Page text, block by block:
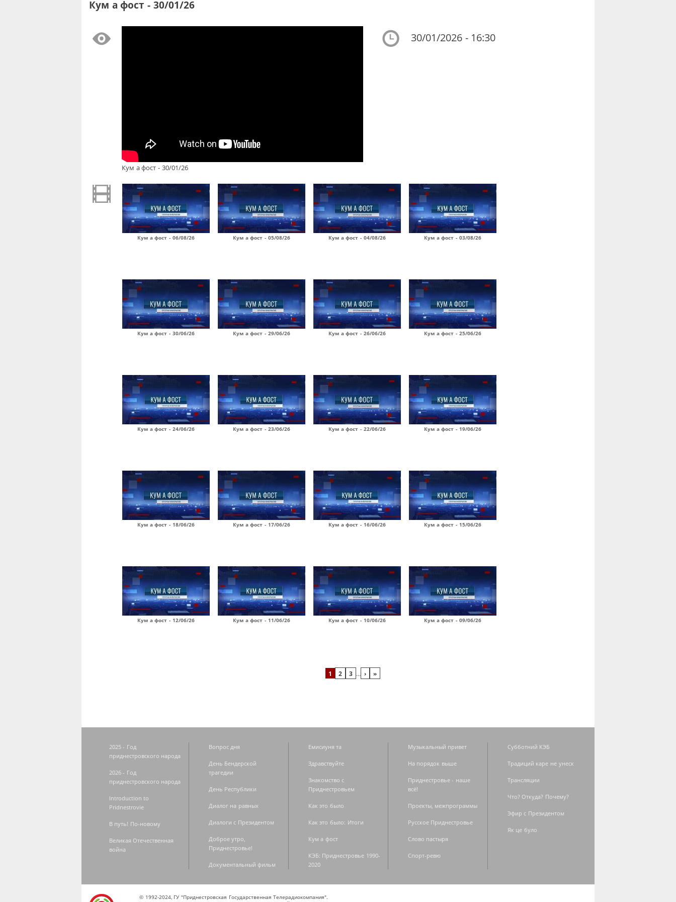
Кум а фост - 30/01/26
Кум а фост - 30/01/26
30/01/2026 - 16:30
Кум а фост - 06/08/26 Кум а фост - 05/08/26 Кум а фост - 04/08/26 Кум а фост - 03/08/26
Кум а фост - 30/06/26 Кум а фост - 29/06/26 Кум а фост - 26/06/26 Кум а фост - 25/06/26
Кум а фост - 24/06/26 Кум а фост - 23/06/26 Кум а фост - 22/06/26 Кум а фост - 19/06/26
Кум а фост - 18/06/26 Кум а фост - 17/06/26 Кум а фост - 16/06/26 Кум а фост - 15/06/26
Кум а фост - 12/06/26 Кум а фост - 11/06/26 Кум а фост - 10/06/26 Кум а фост - 09/06/26
1 2 3 … › »
2025 - Год
приднестровского народа
2026 - Год
приднестровского народа
Introduction to
Pridnestrovie
В путь! По-новому
Великая Отечественная
война
Вопрос дня
День Бендерской
трагедии
День Республики
Диалог на равных
Диалоги с Президентом
Доброе утро,
Приднестровье!
Документальный фильм
Емисиуня та
Здравствуйте
Знакомство с
Приднестровьем
Как это было
Как это было: Итоги
Кум а фост
КЭБ: Приднестровье 1990-
2020
Музыкальный привет
На порядок выше
Приднестровье - наше
всё!
Проекты, межпрограммы
Русское Приднестровье
Слово пастыря
Спорт-ревю
Субботний КЭБ
Традиций каре не унеск
Трансляции
Что? Откуда? Почему?
Эфир с Президентом
Як це було
© 1992-2024, ГУ "Приднестровская Государственная Телерадиокомпания".